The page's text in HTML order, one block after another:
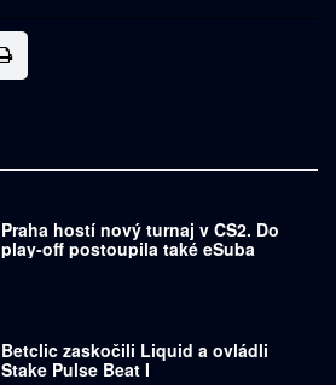
Praha hostí nový turnaj v CS2. Do
play-off postoupila také eSuba
Betclic zaskočili Liquid a ovládli
Stake Pulse Beat I